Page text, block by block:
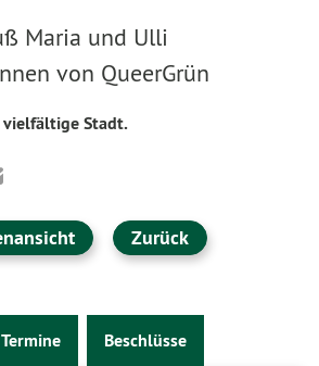
Maria und Ulli
von QueerGrün
vielfältige Stadt.
Zurück
Termine Beschlüsse